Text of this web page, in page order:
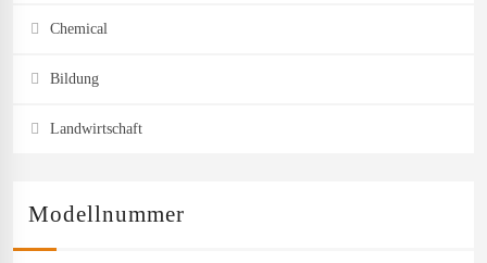
Chemical
Bildung
Landwirtschaft
Modellnummer